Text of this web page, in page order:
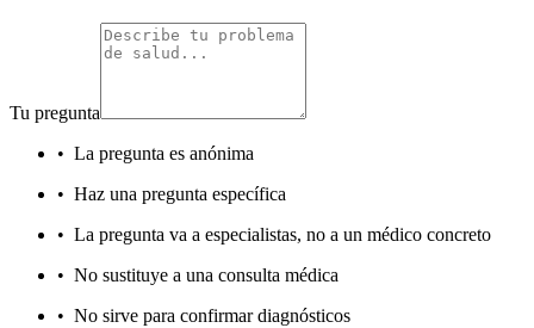
Tu pregunta
• La pregunta es anónima
• Haz una pregunta específica
• La pregunta va a especialistas, no a un médico concreto
• No sustituye a una consulta médica
• No sirve para confirmar diagnósticos